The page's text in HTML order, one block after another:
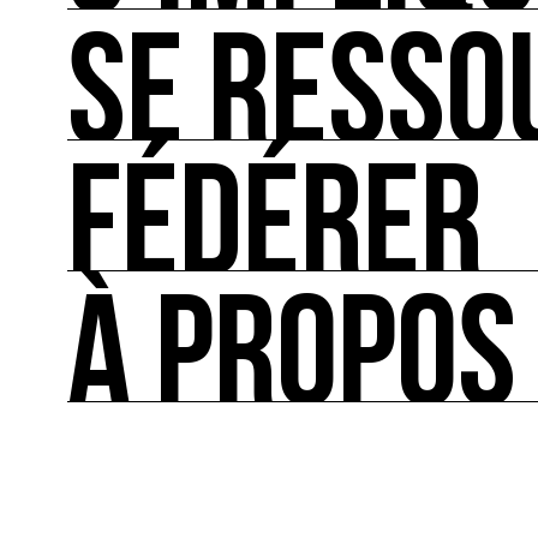
S’IMPLIQUER
Les bonnes pratiques, guides et outils pour
SE
SE RESSOURCER
Les ressources théoriques et inspirantes sur
FÉDÉRER
FÉDÉRER
Le répertoire des acteurs de l’écologie
À PROPOS